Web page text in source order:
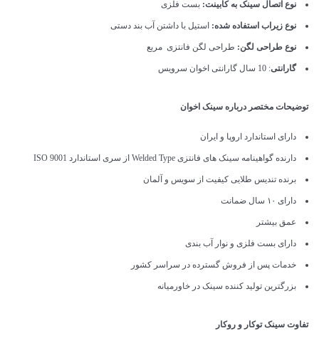
نوع اتصال سینک به کابینت: بست فلزی
نوع زیراب استفاده شده: استیل با داشتن آب بند دستی
نوع طراحی لگن: طراحی لگن فانتزی مربع
گارانتی: 10 سال گارانتی اخوان سرویس
توضیحات مختصر درباره سینک اخوان
دارای استاندارد اروپا و ایران
دارنده گواهینامه سینک های فانتزی Welded Type از سری استاندارد ISO 9001
برنده تندیس طلایی کیفیت از سویس و آلمان
دارای ۱۰ سال ضمانت
عمق بیشتر
دارای بست فلزی و نوار آب بندی
خدمات پس از فروش گسترده در سراسر کشور
بزرگترین تولید کننده سینک در خاورمیانه
تفاوت سینکتوکار و روکار